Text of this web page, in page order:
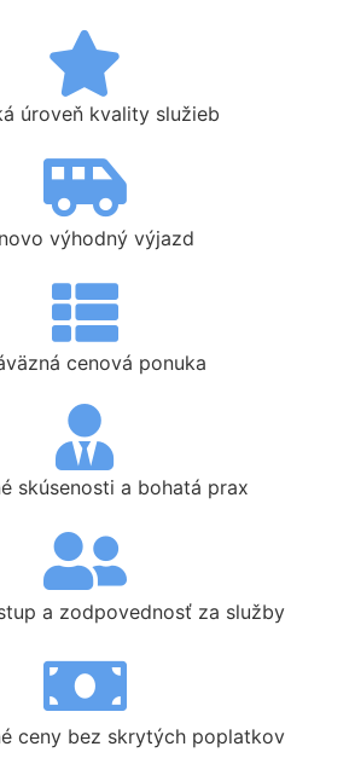
úroveň kvality služieb
výhodný výjazd
cenová ponuka
skúsenosti a bohatá prax
a zodpovednosť za služby
ceny bez skrytých poplatkov